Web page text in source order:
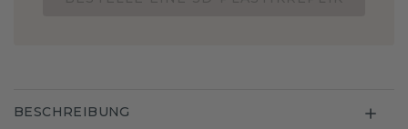
BESCHREIBUNG